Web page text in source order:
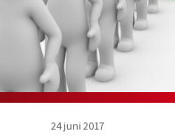
24 juni 2017